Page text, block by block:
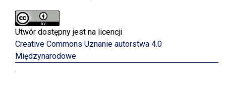
Utwór dostępny jest na licencji
Creative Commons Uznanie autorstwa 4.0
Międzynarodowe
.